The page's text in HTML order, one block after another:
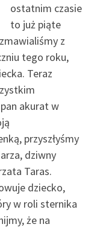
ostatnim czasie
to już piąte
z
tego roku,
Teraz
akurat w
przyszłyśmy
dziwny
Taras.
dziecko,
w roli sternika
że na